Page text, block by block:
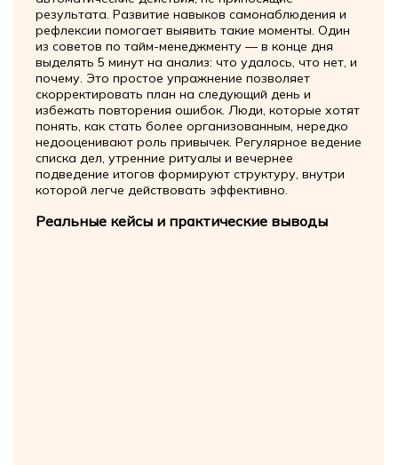
результата. Развитие навыков самонаблюдения и
рефлексии помогает выявить такие моменты. Один
из советов по тайм-менеджменту — в конце дня
выделять 5 минут на анализ: что удалось, что нет, и
почему. Это простое упражнение позволяет
скорректировать план на следующий день и
избежать повторения ошибок. Люди, которые хотят
понять, как стать более организованным, нередко
недооценивают роль привычек. Регулярное ведение
списка дел, утренние ритуалы и вечернее
подведение итогов формируют структуру, внутри
которой легче действовать эффективно.
Реальные кейсы и практические выводы